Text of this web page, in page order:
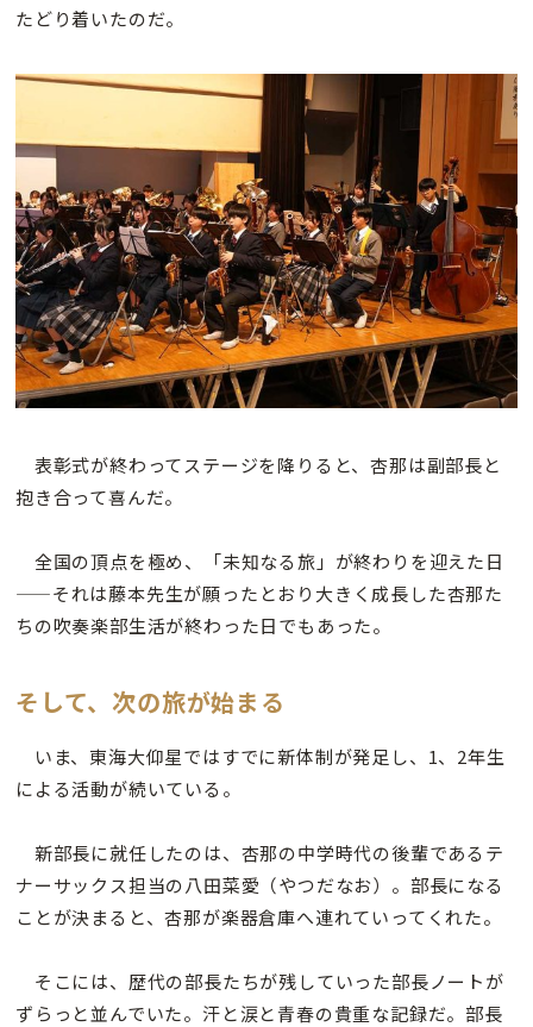
たどり着いたのだ。
表彰式が終わってステージを降りると、杏那は副部長と
抱き合って喜んだ。
全国の頂点を極め、「未知なる旅」が終わりを迎えた日
——それは藤本先生が願ったとおり大きく成長した杏那た
ちの吹奏楽部生活が終わった日でもあった。
そして、次の旅が始まる
いま、東海大仰星ではすでに新体制が発足し、1、2年生
による活動が続いている。
新部長に就任したのは、杏那の中学時代の後輩であるテ
ナーサックス担当の八田菜愛（やつだなお）。部長になる
ことが決まると、杏那が楽器倉庫へ連れていってくれた。
そこには、歴代の部長たちが残していった部長ノートが
ずらっと並んでいた。汗と涙と青春の貴重な記録だ。部長